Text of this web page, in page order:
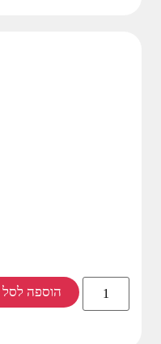
הוספה לסל